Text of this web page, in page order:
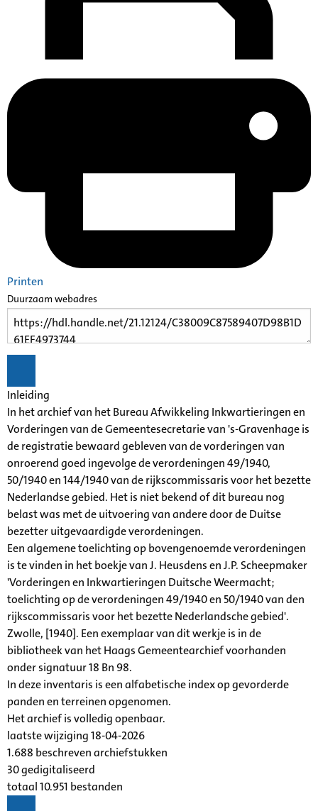
Printen
Duurzaam webadres
Inleiding
In het archief van het Bureau Afwikkeling Inkwartieringen en
Vorderingen van de Gemeentesecretarie van 's-Gravenhage is
de registratie bewaard gebleven van de vorderingen van
onroerend goed ingevolge de verordeningen 49/1940,
50/1940 en 144/1940 van de rijkscommissaris voor het bezette
Nederlandse gebied. Het is niet bekend of dit bureau nog
belast was met de uitvoering van andere door de Duitse
bezetter uitgevaardigde verordeningen.
Een algemene toelichting op bovengenoemde verordeningen
is te vinden in het boekje van J. Heusdens en J.P. Scheepmaker
'Vorderingen en Inkwartieringen Duitsche Weermacht;
toelichting op de verordeningen 49/1940 en 50/1940 van den
rijkscommissaris voor het bezette Nederlandsche gebied'.
Zwolle, [1940]. Een exemplaar van dit werkje is in de
bibliotheek van het Haags Gemeentearchief voorhanden
onder signatuur 18 Bn 98.
In deze inventaris is een alfabetische index op gevorderde
panden en terreinen opgenomen.
Het archief is volledig openbaar.
laatste wijziging 18-04-2026
1.688 beschreven archiefstukken
30 gedigitaliseerd
totaal 10.951 bestanden